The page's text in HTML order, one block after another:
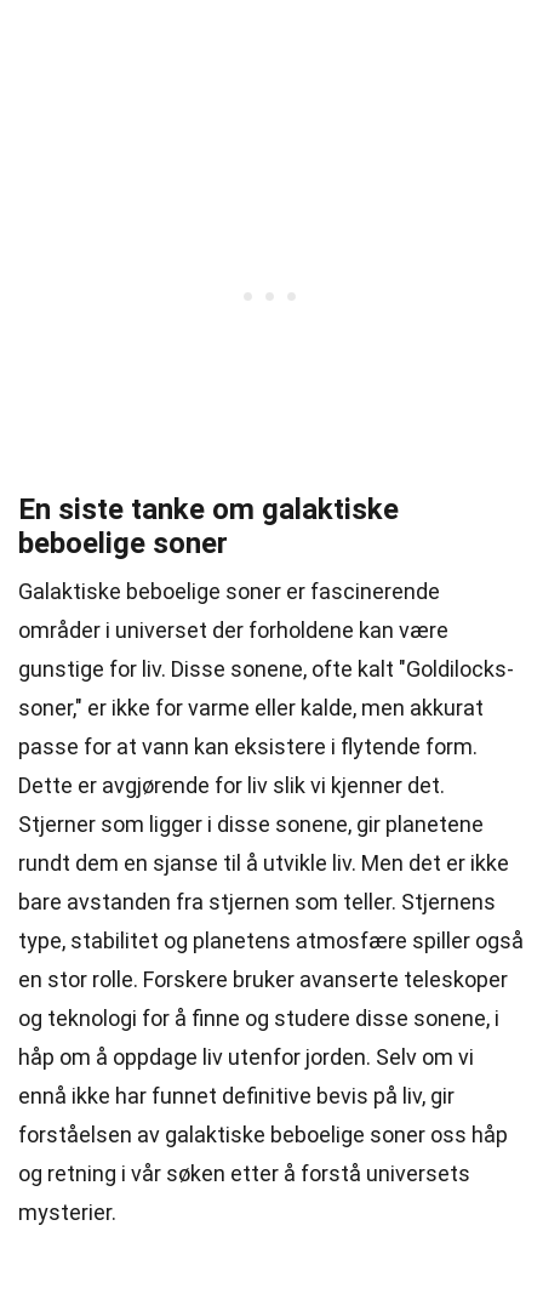
En siste tanke om galaktiske
beboelige soner
Galaktiske beboelige soner er fascinerende
områder i universet der forholdene kan være
gunstige for liv. Disse sonene, ofte kalt "Goldilocks-
soner," er ikke for varme eller kalde, men akkurat
passe for at vann kan eksistere i flytende form.
Dette er avgjørende for liv slik vi kjenner det.
Stjerner som ligger i disse sonene, gir planetene
rundt dem en sjanse til å utvikle liv. Men det er ikke
bare avstanden fra stjernen som teller. Stjernens
type, stabilitet og planetens atmosfære spiller også
en stor rolle. Forskere bruker avanserte teleskoper
og teknologi for å finne og studere disse sonene, i
håp om å oppdage liv utenfor jorden. Selv om vi
ennå ikke har funnet definitive bevis på liv, gir
forståelsen av galaktiske beboelige soner oss håp
og retning i vår søken etter å forstå universets
mysterier.